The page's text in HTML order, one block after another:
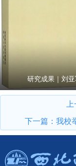
研究成果｜刘
上
下一篇： 我校举行